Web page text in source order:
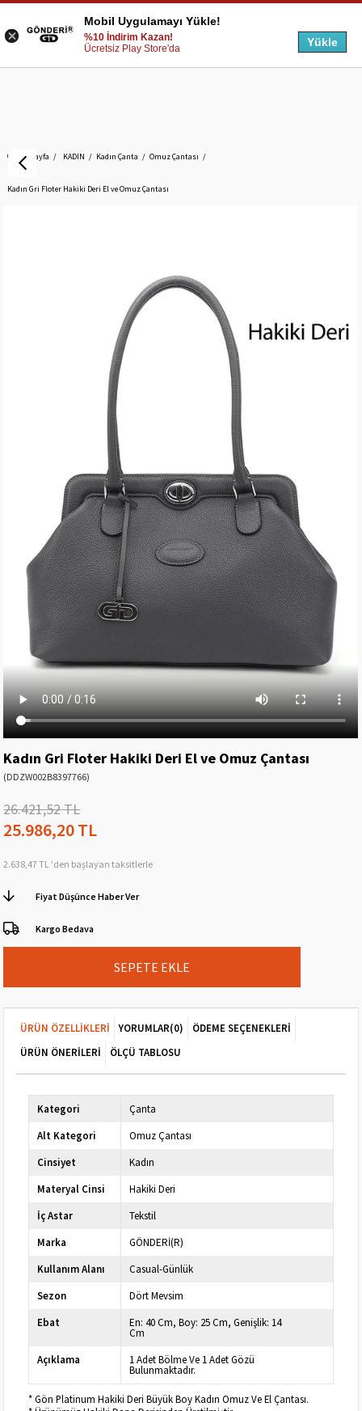
Anasayfa KADIN Kadın Çanta Omuz Çantası
Kadın Gri Floter Hakiki Deri El ve Omuz Çantası
Kadın Gri Floter Hakiki Deri El ve Omuz Çantası
(DDZW002B8397766)
26.421,52 TL
25.986,20 TL
2.638,47 TL 'den başlayan taksitlerle
Fiyat Düşünce Haber Ver
Kargo Bedava
ÜRÜN ÖZELLIKLERI YORUMLAR(0)
ÖDEME SEÇENEKLERI
ÜRÜN ÖNERILERI
ÖLÇÜ TABLOSU
Kategori
Çanta
Alt Kategori
Omuz Çantası
Cinsiyet
Kadın
Materyal Cinsi
Hakiki Deri
İç Astar
Tekstil
Marka
GÖNDERİ(R)
Kullanım Alanı
Casual-Günlük
Sezon
Dört Mevsim
Ebat
En: 40 Cm, Boy: 25 Cm, Genişlik: 14
Cm
Açıklama
1 Adet Bölme Ve 1 Adet Gözü
Bulunmaktadır.
* Gön Platinum Hakiki Deri Büyük Boy Kadın Omuz Ve El Çantası.
Mobil Uygulamayı Yükle!
%10 İndirim Kazan!
Ücretsiz Play Store'da
Yükle